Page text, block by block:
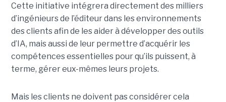
Cette initiative intégrera directement des milliers
d’ingénieurs de l’éditeur dans les environnements
des clients afin de les aider à développer des outils
d’IA, mais aussi de leur permettre d’acquérir les
compétences essentielles pour qu’ils puissent, à
terme, gérer eux-mêmes leurs projets.
Mais les clients ne doivent pas considérer cela